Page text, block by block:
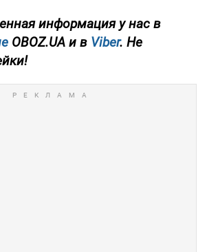
информация у нас в
OBOZ.UA и в Viber. Не